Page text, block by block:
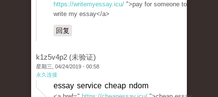
https://writemyessay.icu/ ">pay for someone to
write my essay</a>
回复
k1z5v4p2 (未验证)
星期三, 04/24/2019 - 00:58
永久连接
essay service cheap ndom